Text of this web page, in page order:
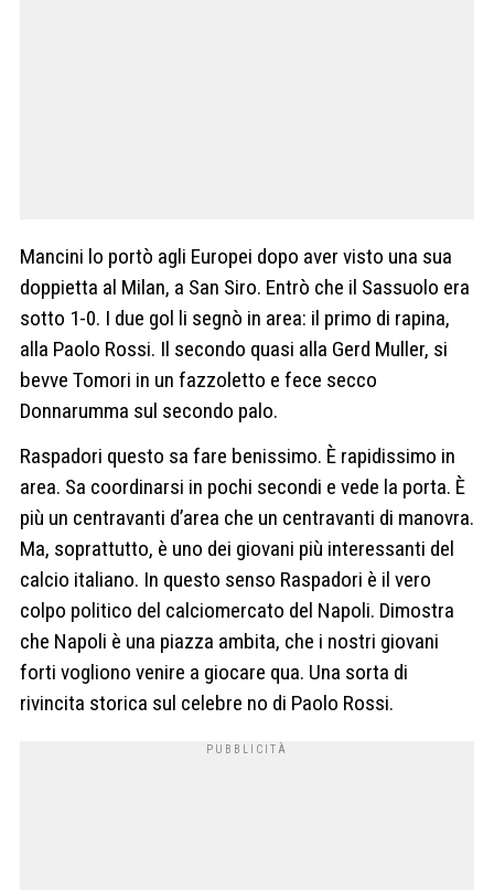
Mancini lo portò agli Europei dopo aver visto una sua
doppietta al Milan, a San Siro. Entrò che il Sassuolo era
sotto 1-0. I due gol li segnò in area: il primo di rapina,
alla Paolo Rossi. Il secondo quasi alla Gerd Muller, si
bevve Tomori in un fazzoletto e fece secco
Donnarumma sul secondo palo.
Raspadori questo sa fare benissimo. È rapidissimo in
area. Sa coordinarsi in pochi secondi e vede la porta. È
più un centravanti d’area che un centravanti di manovra.
Ma, soprattutto, è uno dei giovani più interessanti del
calcio italiano. In questo senso Raspadori è il vero
colpo politico del calciomercato del Napoli. Dimostra
che Napoli è una piazza ambita, che i nostri giovani
forti vogliono venire a giocare qua. Una sorta di
rivincita storica sul celebre no di Paolo Rossi.